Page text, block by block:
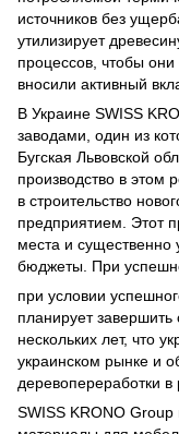
источников без
утилизирует
процессов, чтобы
вносили активный
В Украине SWISS
заводами, один из
Бугская Львовской
производство в этом
в строительство
предприятием. Этот
места и существенно
бюджеты. При
при условии
планирует завершить
нескольких лет, что
украинском рынке и
деревопереработки в
SWISS KRONO Group